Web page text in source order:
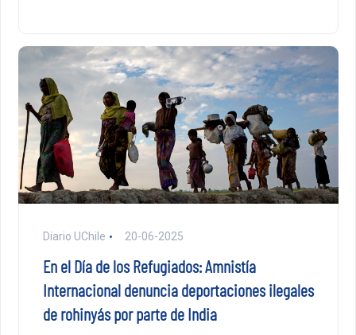
Diario UChile 20-06-2025
En el Día de los Refugiados: Amnistía
Internacional denuncia deportaciones ilegales
de rohinyás por parte de India